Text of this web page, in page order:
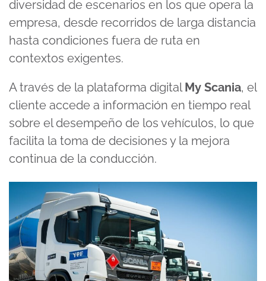
diversidad de escenarios en los que opera la
empresa, desde recorridos de larga distancia
hasta condiciones fuera de ruta en
contextos exigentes.
A través de la plataforma digitalMy Scania, el
cliente accede a información en tiempo real
sobre el desempeño de los vehículos, lo que
facilita la toma de decisiones y la mejora
continua de la conducción.